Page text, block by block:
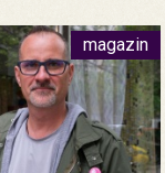
magazin